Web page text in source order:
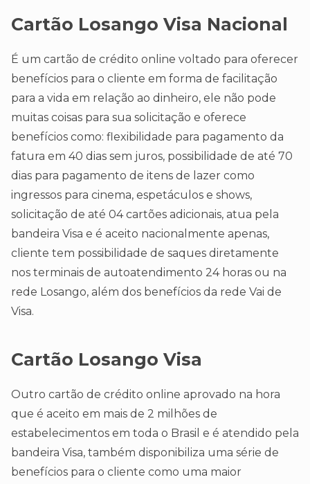
Cartão Losango Visa Nacional
É um cartão de crédito online voltado para oferecer
benefícios para o cliente em forma de facilitação
para a vida em relação ao dinheiro, ele não pode
muitas coisas para sua solicitação e oferece
benefícios como: flexibilidade para pagamento da
fatura em 40 dias sem juros, possibilidade de até 70
dias para pagamento de itens de lazer como
ingressos para cinema, espetáculos e shows,
solicitação de até 04 cartões adicionais, atua pela
bandeira Visa e é aceito nacionalmente apenas,
cliente tem possibilidade de saques diretamente
nos terminais de autoatendimento 24 horas ou na
rede Losango, além dos benefícios da rede Vai de
Visa.
Cartão Losango Visa
Outro cartão de crédito online aprovado na hora
que é aceito em mais de 2 milhões de
estabelecimentos em toda o Brasil e é atendido pela
bandeira Visa, também disponibiliza uma série de
benefícios para o cliente como uma maior